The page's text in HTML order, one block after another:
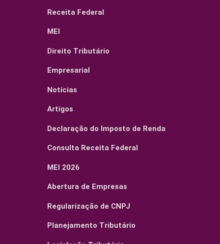
Receita Federal
MEI
Direito Tributário
Empresarial
Notícias
Artigos
Declaração do Imposto de Renda
Consulta Receita Federal
MEI 2026
Abertura de Empresas
Regularização de CNPJ
Planejamento Tributário